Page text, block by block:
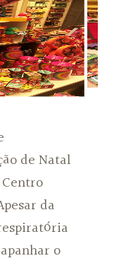
de Natal
da
o